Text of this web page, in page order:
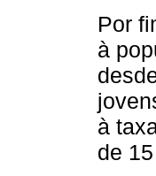
Por
à
à
de